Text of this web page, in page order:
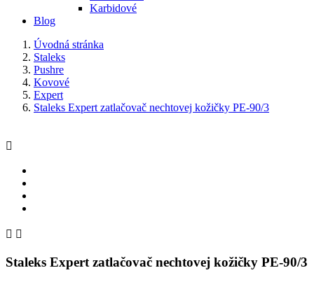
Karbidové
Blog
Úvodná stránka
Staleks
Pushre
Kovové
Expert
Staleks Expert zatlačovač nechtovej kožičky PE-90/3

 
Staleks Expert zatlačovač nechtovej kožičky PE-90/3